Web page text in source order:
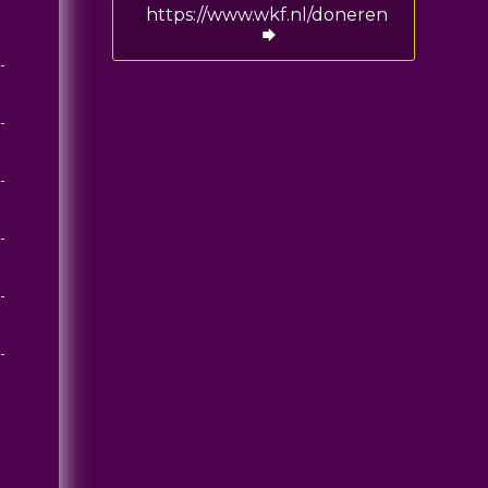
https://www.wkf.nl/doneren